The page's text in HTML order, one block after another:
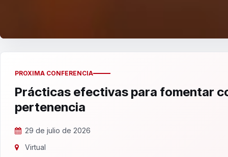
PROXIMA CONFERENCIA
Prácticas efectivas para fomentar
pertenencia
29 de julio de 2026
Virtual